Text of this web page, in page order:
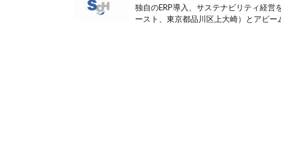
独自のERP導入、サステナビリティ経
ースト、東京都品川区上大崎）とアビー